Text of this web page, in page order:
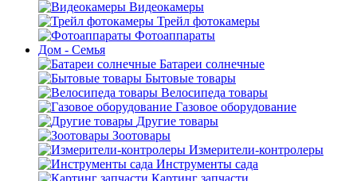
Видеокамеры
Трейл фотокамеры
Фотоаппараты
Дом - Семья
Батареи солнечные
Бытовые товары
Велосипеда товары
Газовое оборудование
Другие товары
Зоотовары
Измерители-контролеры
Инструменты сада
Картинг запчасти